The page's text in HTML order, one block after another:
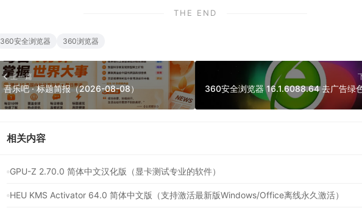
THE END
360安全浏览器 360浏览器
上一篇
吾乐吧 · 标题简报（2026-08-08）
相关内容
GPU-Z 2.70.0 简体中文汉化版（显卡测试专业的软件）
HEU KMS Activator 64.0 简体中文版（支持激活最新版Windows/Office离线永久激活）